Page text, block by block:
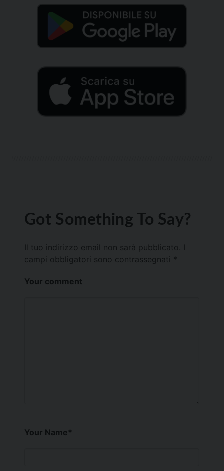
Got Something To Say?
Il tuo indirizzo email non sarà pubblicato.
campi obbligatori sono contrassegnati *
Your comment
Your Name*